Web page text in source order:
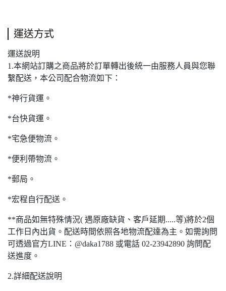
運送方式
運送說明
1.本網站訂購之商品將於訂單轉出後統一由服務人員與您聯
繫配送，本公司配合物流如下：
*神行貨運。
*台快貨運。
*宅急便物流。
*便利帶物流。
*郵局。
*宏程自行配送。
**商品如無特殊情況( 遇原廠缺貨、客戶延期.....等)將於2個
工作日內出貨。配送時間依照各地物流配達為主。如需詢問
可透過官方LINE：@daka1788 或電話 02-23942890 詢問配
送進度。
2.詳細配送說明